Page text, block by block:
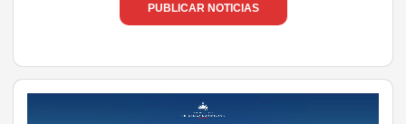
PUBLICAR NOTICIAS